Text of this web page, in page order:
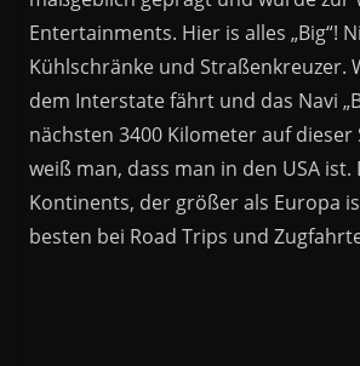
Entertainments. Hier is alles „Big“!
Kühlschränke und Straßenkreuzer.
dem Interstate fährt und das Navi
nächsten 3400 Kilometer auf dieser
weiß man, dass man in den USA ist.
Kontinents, der größer als Europa
besten bei Road Trips und